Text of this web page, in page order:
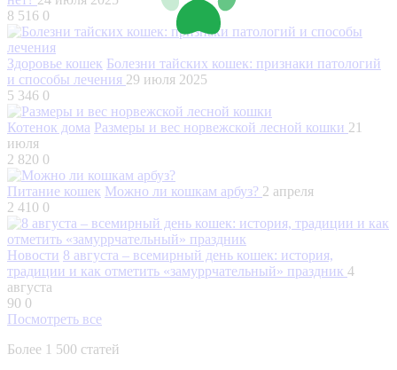
8 516 0
Здоровье кошек Болезни тайских кошек: признаки патологий
и способы лечения 29 июля 2025
5 346 0
Котенок дома Размеры и вес норвежской лесной кошки 21
июля
2 820 0
Питание кошек Можно ли кошкам арбуз? 2 апреля
2 410 0
Новости 8 августа – всемирный день кошек: история,
традиции и как отметить «замуррчательный» праздник 4
августа
90 0
Посмотреть все
Более 1 500 статей